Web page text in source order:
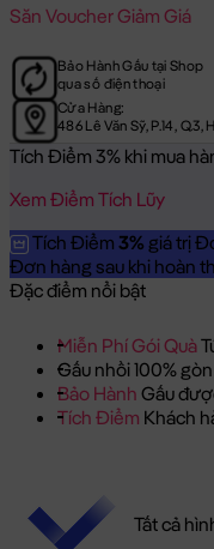
Săn Voucher Giảm Giá
Bảo Hành Gấu tại Shop
qua số điện thoại
Cửa Hàng:
486 Lê Văn Sỹ, P.14, Q.3,
Tích Điểm 3% khi mua
Xem Điểm Tích Lũy
Tích Điểm 3% giá trị
Đơn hàng sau khi hoàn
Đặc điểm nổi bật
Miễn Phí Gói Quà
Gấu nhồi 100%
Bảo Hành Gấu
Tích Điểm Khách
Tất cả